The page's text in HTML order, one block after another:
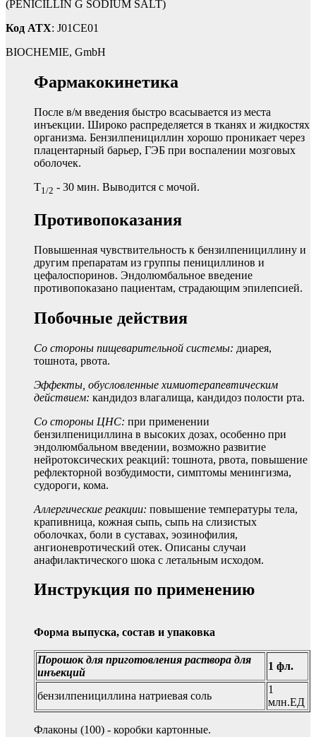
(PENICILLIN G SODIUM SALT)
Код ATX: J01CE01
BIOCHEMIE, GmbH
Фармакокинетика
После в/м введения быстро всасывается из места
инъекции. Широко распределяется в тканях и жидкостях
организма. Бензилпенициллин хорошо проникает через
плацентарный барьер, ГЭБ при воспалении мозговых
оболочек.
T1/2 - 30 мин. Выводится с мочой.
Противопоказания
Повышенная чувствительность к бензилпенициллину и
другим препаратам из группы пенициллинов и
цефалоспоринов. Эндолюмбальное введение
противопоказано пациентам, страдающим эпилепсией.
Побочные действия
Со стороны пищеварительной системы: диарея,
тошнота, рвота.
Эффекты, обусловленные химиотерапевтическим
действием: кандидоз влагалища, кандидоз полости рта.
Со стороны ЦНС: при применении
бензилпенициллина в высоких дозах, особенно при
эндолюмбальном введении, возможно развитие
нейротоксических реакций: тошнота, рвота, повышение
рефлекторной возбудимости, симптомы менингизма,
судороги, кома.
Аллергические реакции: повышение температуры тела,
крапивница, кожная сыпь, сыпь на слизистых
оболочках, боли в суставах, эозинофилия,
ангионевротический отек. Описаны случаи
анафилактического шока с летальным исходом.
Инструкция по применению
Форма выпуска, состав и упаковка
Порошок для приготовления раствора для
инъекций
1 фл.
бензилпенициллина натриевая соль
1
млн.ЕД
Флаконы (100) - коробки картонные.